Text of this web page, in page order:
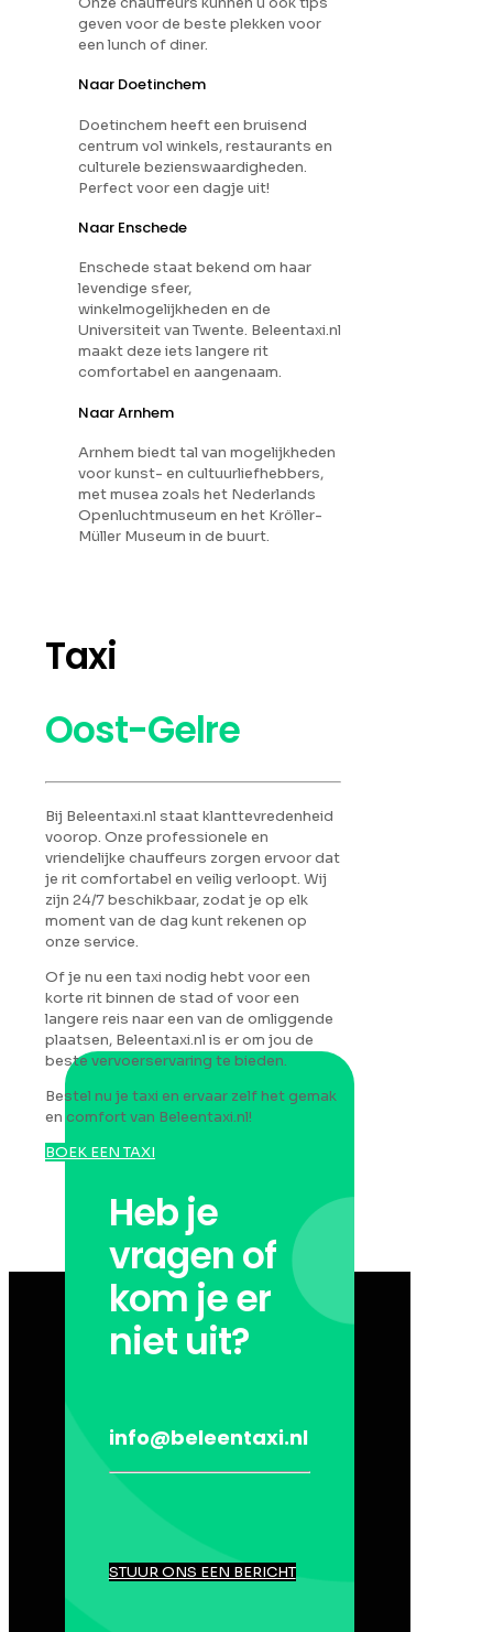
geven voor de beste plekken voor
een lunch of diner.
Naar Doetinchem
Doetinchem heeft een bruisend
centrum vol winkels, restaurants en
culturele bezienswaardigheden.
Perfect voor een dagje uit!
Naar Enschede
Enschede staat bekend om haar
levendige sfeer,
winkelmogelijkheden en de
Universiteit van Twente. Beleentaxi.nl
maakt deze iets langere rit
comfortabel en aangenaam.
Naar Arnhem
Arnhem biedt tal van mogelijkheden
voor kunst- en cultuurliefhebbers,
met musea zoals het Nederlands
Openluchtmuseum en het Kröller-
Müller Museum in de buurt.
Taxi
Oost-Gelre
Bij Beleentaxi.nl staat klanttevredenheid
voorop. Onze professionele en
vriendelijke chauffeurs zorgen ervoor dat
je rit comfortabel en veilig verloopt. Wij
zijn 24/7 beschikbaar, zodat je op elk
moment van de dag kunt rekenen op
onze service.
Of je nu een taxi nodig hebt voor een
korte rit binnen de stad of voor een
langere reis naar een van de omliggende
plaatsen, Beleentaxi.nl is er om jou de
beste vervoerservaring te bieden.
Bestel nu je taxi en ervaar zelf het gemak
en comfort van Beleentaxi.nl!
BOEK EEN TAXI
Heb je
vragen of
kom je er
niet uit?
info@beleentaxi.nl
STUUR ONS EEN BERICHT